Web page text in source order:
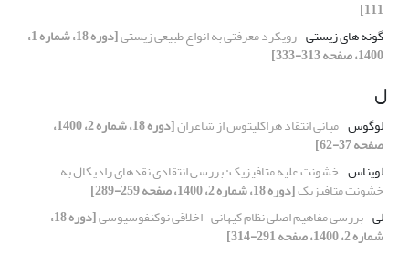
111]
گونه های زیستی رویکرد معرفتی به انواع طبیعی زیستی [دوره 18، شماره 1،
1400، صفحه 313-333]
ل
لوگوس مبانی انتقاد هراکلیتوس از شاعران [دوره 18، شماره 2، 1400،
صفحه 37-62]
لویناس خشونت علیه متافیزیک: بررسی انتقادی نقدهای رادیکال به
خشونت متافیزیک[دوره 18، شماره 2، 1400، صفحه 259-289]
لی بررسی مفاهیم اصلی نظام کیهانی- اخلاقی نوکنفوسیوسی [دوره 18،
شماره 2، 1400، صفحه 291-314]